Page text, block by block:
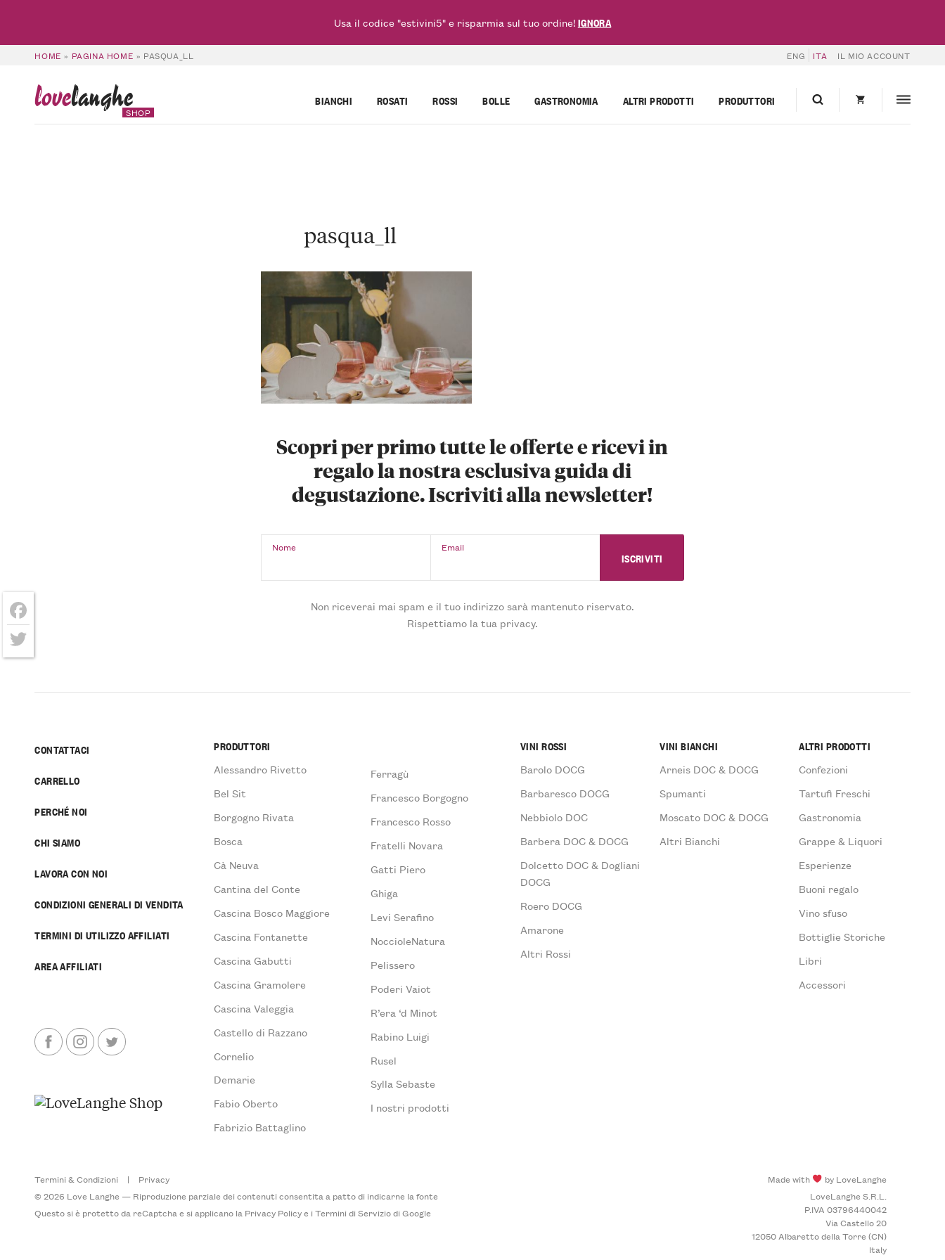
HOME » PAGINA HOME » PASQUA_LL ENG ITA IL MIO ACCOUNT
lovelanghe
SHOP
BIANCHI ROSATI ROSSI BOLLE GASTRONOMIA ALTRI PRODOTTI PRODUTTORI
pasqua_ll
Scopri per primo tutte le offerte e ricevi in
regalo la nostra esclusiva guida di
degustazione. Iscriviti alla newsletter!
Nome Email
Non riceverai mai spam e il tuo indirizzo sarà mantenuto riservato.
Rispettiamo la tua privacy.
CONTATTACI
CARRELLO
PERCHÉ NOI
CHI SIAMO
LAVORA CON NOI
CONDIZIONI GENERALI DI VENDITA
TERMINI DI UTILIZZO AFFILIATI
AREA AFFILIATI
PRODUTTORI
Alessandro Rivetto
Bel Sit
Borgogno Rivata
Bosca
Cà Neuva
Cantina del Conte
Cascina Bosco Maggiore
Cascina Fontanette
Cascina Gabutti
Cascina Gramolere
Cascina Valeggia
Castello di Razzano
Cornelio
Demarie
Fabio Oberto
Fabrizio Battaglino
Ferragù
Francesco Borgogno
Francesco Rosso
Fratelli Novara
Gatti Piero
Ghiga
Levi Serafino
NoccioleNatura
Pelissero
Poderi Vaiot
R’era ‘d Minot
Rabino Luigi
Rusel
Sylla Sebaste
I nostri prodotti
VINI ROSSI
Barolo DOCG
Barbaresco DOCG
Nebbiolo DOC
Barbera DOC & DOCG
Dolcetto DOC & Dogliani
DOCG
Roero DOCG
Amarone
Altri Rossi
VINI BIANCHI
Arneis DOC & DOCG
Spumanti
Moscato DOC & DOCG
Altri Bianchi
ALTRI PRODOTTI
Confezioni
Tartufi Freschi
Gastronomia
Grappe & Liquori
Esperienze
Buoni regalo
Vino sfuso
Bottiglie Storiche
Libri
Accessori
Termini & Condizioni |
Privacy
© 2026 Love Langhe — Riproduzione parziale dei contenuti consentita a patto di indicarne la fonte
Questo si è protetto da reCaptcha e si applicano la Privacy Policye iTermini di Serviziodi Google
Made with
by LoveLanghe
LoveLanghe S.R.L.
P.IVA 03796440042
Via Castello 20
12050 Albaretto della Torre (CN)
Italy
Facebook
Twitter
Usa il codice "estivini5" e risparmia sul tuo ordine!IGNORA